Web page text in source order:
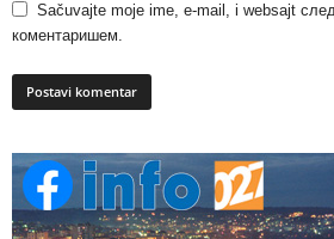
Sačuvajte moje ime, e-mail, i websajt
коментаришем.